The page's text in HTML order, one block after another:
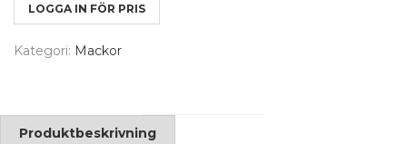
LOGGA IN FÖR PRIS
Kategori: Mackor
Produktbeskrivning